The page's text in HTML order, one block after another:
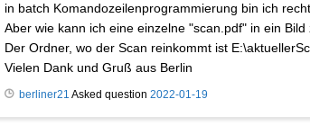
in batch Komandozeilenprogrammierung bin ich
Aber wie kann ich eine einzelne "scan.pdf" in ein
Der Ordner, wo der Scan reinkommt ist
Vielen Dank und Gruß aus Berlin
berliner21 Asked question 2022-01-19